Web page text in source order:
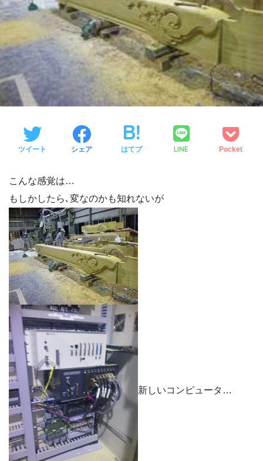
ツイート シェア はてブ LINE Pocket
こんな感覚は…
もしかしたら､変なのかも知れないが
新しいコンピュータ…